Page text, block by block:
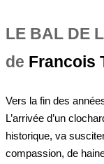
LE BAL DE
de Francois
Vers la fin des
L’arrivée d’un
historique, va
compassion, de